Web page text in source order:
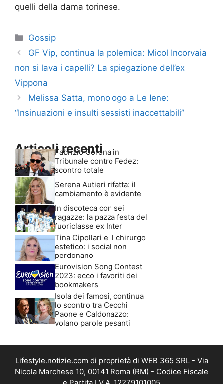
quelli della dama torinese.
Categorie
Gossip
GF Vip, continua la polemica: Micol Incorvaia
non si lava i capelli? La spiegazione dell’ex
Vippona
Melissa Satta, monologo a Le Iene:
“Insinuazioni e insulti sessisti inaccettabili”
Articoli recenti
Fabrizio Corona in
Tribunale contro Fedez:
scontro totale
Serena Autieri rifatta: il
cambiamento è evidente
In discoteca con sei
ragazze: la pazza festa del
fuoriclasse ex Inter
Tina Cipollari e il chirurgo
estetico: i social non
perdonano
Eurovision Song Contest
2023: ecco i favoriti dei
bookmakers
Isola dei famosi, continua
lo scontro tra Cecchi
Paone e Caldonazzo:
volano parole pesanti
Lifestyle.notizie.com di proprietà di WEB 365 SRL - Via
Nicola Marchese 10, 00141 Roma (RM) - Codice Fiscale